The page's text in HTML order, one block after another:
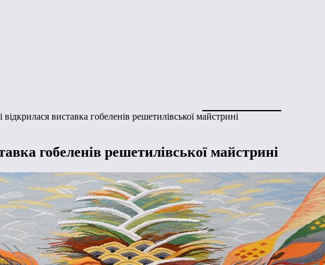
виставка гобеленів решетилівської майстрині
гобеленів решетилівської майстрині